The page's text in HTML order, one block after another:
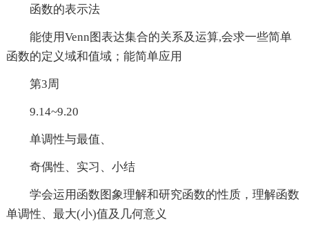
函数的表示法
能使用Venn图表达集合的关系及运算,会求一些简单
函数的定义域和值域；能简单应用
第3周
9.14~9.20
单调性与最值、
奇偶性、实习、小结
学会运用函数图象理解和研究函数的性质，理解函数
单调性、最大(小)值及几何意义